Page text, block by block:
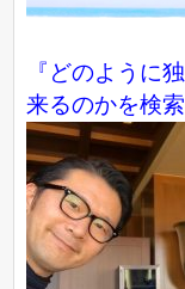
『どのように
来るのかを検